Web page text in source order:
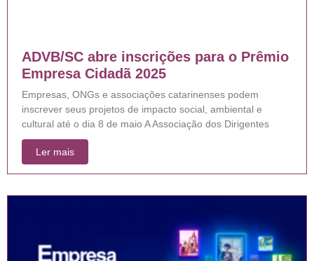
ADVB/SC abre inscrições para o Prêmio
Empresa Cidadã 2025
Empresas, ONGs e associações catarinenses podem
inscrever seus projetos de impacto social, ambiental e
cultural até o dia 8 de maio A Associação dos Dirigentes
Ler mais